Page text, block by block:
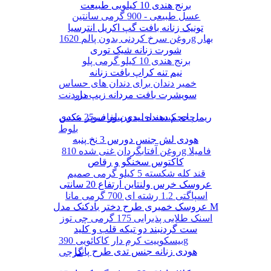
عسل طبیعی - 900 گرمی سانتین
روغن سرخ کردنی بدون پالم 1620g بهار
برنج هندی 10 کیلو گرمی پلو
خمیر دندان برای دندان های حساس
مریدنت
چای کیسه ای بدون لفاف 25 عددی
بلوط
روغن آفتابگردان غنی شده 810g فامیلا
قند کله شکسته 5 کیلو گرمی صمیم
اسپاگتی 1.2 رشته ای 700 گرمی مانا
اسنک طلایی پذیرایی 175 گرمی چی توز
بیسکوییت کرم دار کاکائویی 390g
گرجی
برنج هندی 10 کیلویی طبیعت
تونیک زنانه بافت گپ اکریل انترسیا
شورت زنانه شیک توری
نیم تنه کراپ بافت زنانه
سویشرت بافت مردانه زیپ دار
ریمل حجم دهنده لیدی پیور سوپر مکس
هودی لش جنس دورس 3 نخ پنبه
کاکتوس سخنگو و رقاص
عروسک خرس ولنتاین ارتفاع 20 سانتی
عروسک خمیری طرح دختر بادکنک مدل M
ست گردنبند دو تیکه قلب و کلید
هودی زنانه جنس تدی طرح پاندا